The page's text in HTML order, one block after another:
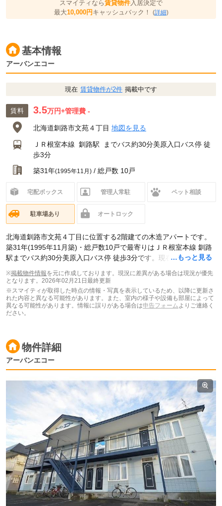
スマイティなら賃貸物件 入居決定で
最大10,000円キャッシュバック！ (詳細)
基本情報
アーバンエコー
現在 賃貸物件が2件 掲載中です
賃料 3.5万円+管理費 -
北海道釧路市文苑４丁目 地図を見る
ＪＲ根室本線 釧路駅
までバス約30分美原入口バス停 徒
歩3分
築31年(1995年11月) / 総戸数 10戸
宅配ボックス 管理人常駐 ペット相談
駐車場あり オートロック
…もっと見る
北海道釧路市文苑４丁目に位置する2階建ての木造アパートです。
築31年(1995年11月築)・総戸数10戸で最寄りはＪＲ根室本線 釧路
駅までバス約30分美原入口バス停 徒歩3分です。現在スマイティに
※掲載物件情報を元に作成しております。現況に差異がある場合は現況が優先
となります。 2026年02月21日最終更新
※スマイティが取得した時点の情報・写真を表示しているため、以降に更新さ
れた内容と異なる可能性があります。また、室内の様子や設備も部屋によって
異なる可能性があります。情報に誤りがある場合は申告フォーム よりご連絡く
ださい。
物件詳細
アーバンエコー